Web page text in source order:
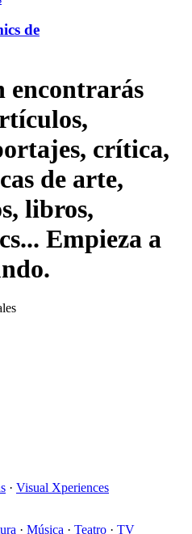
de
encontrarás
crítica,
de arte,
libros,
Empieza a
· Visual Xperiences
· Música · Teatro · TV